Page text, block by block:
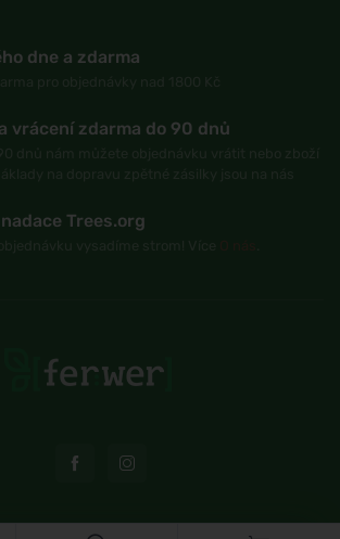
dne a zdarma
vrácení zdarma do 90 dnů
Trees.org